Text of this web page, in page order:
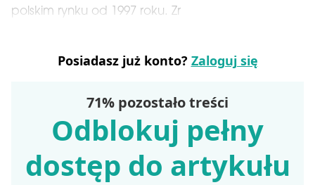
polskim rynku od 1997 roku. Zr
Posiadasz już konto? Zaloguj się
71% pozostało treści
Odblokuj pełny
dostęp do artykułu